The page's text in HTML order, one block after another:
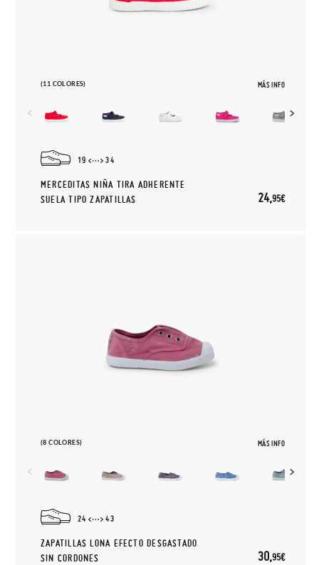
(11 COLORES) MÁS INFO
19 34
MERCEDITAS NIÑA TIRA ADHERENTE
SUELA TIPO ZAPATILLAS
24,95€
(8 COLORES) MÁS INFO
24 43
ZAPATILLAS LONA EFECTO DESGASTADO
SIN CORDONES
30,95€